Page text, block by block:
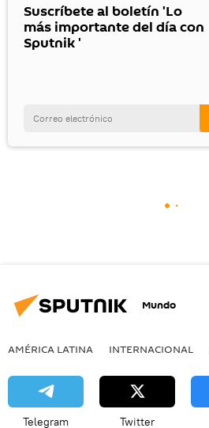
Suscríbete al boletín 'Lo
más importante del día con
Sputnik '
Mundo
AMÉRICA LATINA INTERNACIONAL
Telegram Twitter